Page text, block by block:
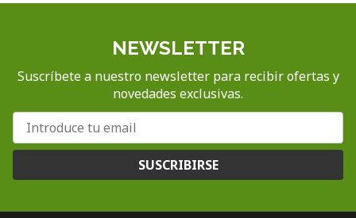
NEWSLETTER
Suscríbete a nuestro newsletter para recibir ofertas y
novedades exclusivas.
SUSCRIBIRSE